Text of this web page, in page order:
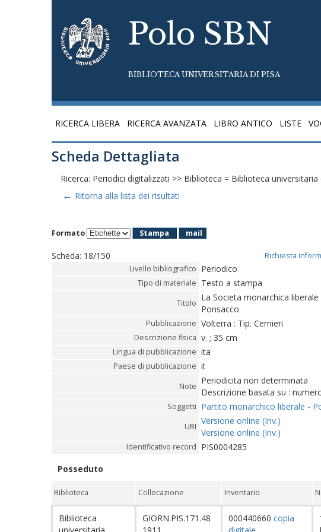
Polo SBN
BIBLIOTECA UNIVERSITARIA DI PISA
RICERCA LIBERA RICERCA AVANZATA LIBRO ANTICO LISTE
Scheda Dettagliata
Ricerca: Periodici digitalizzati >> Biblioteca = Biblioteca universitaria
← Ritorna alla lista dei risultati
Formato Stampa mail
Scheda: 18/150 Richiesta
Livello bibliografico Periodico
Tipo di materiale Testo a stampa
Titolo
La Societa monarchica
Ponsacco
Pubblicazione Volterra : Tip. Cernieri
Descrizione fisica v. ; 35 cm
Lingua di pubblicazione ita
Paese di pubblicazione it
Note
Periodicita non determinata
Descrizione basata su :
Soggetti Partito monarchico liberale -
URI
Versione online (Inv.)
Versione online (Inv.)
Identificativo record PIS0004285
Posseduto
Biblioteca Collocazione Inventario
Biblioteca
GIORN.PIS.171.48
000440660 copia